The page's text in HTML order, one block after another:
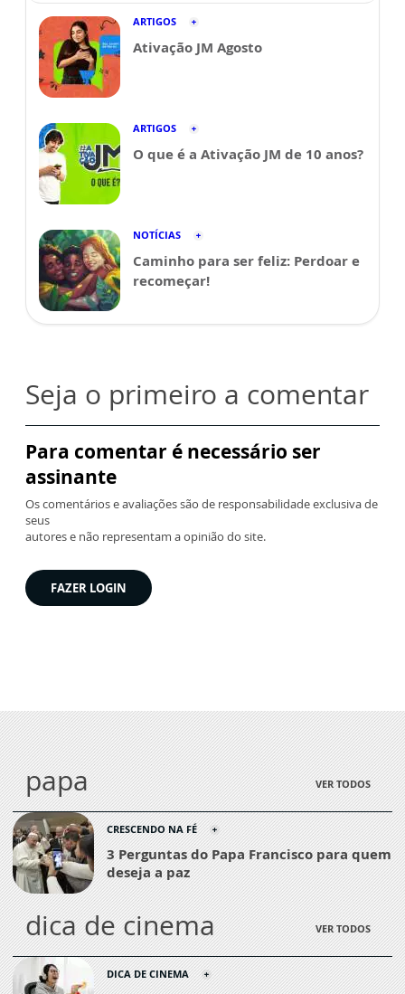
ARTIGOS
Ativação JM Agosto
ARTIGOS
O que é a Ativação JM de 10 anos?
NOTÍCIAS
Caminho para ser feliz: Perdoar e
recomeçar!
Seja o primeiro a comentar
Para comentar é necessário ser
assinante
Os comentários e avaliações são de responsabilidade exclusiva de
seus
autores e não representam a opinião do site.
FAZER LOGIN
papa VER TODOS
CRESCENDO NA FÉ
3 Perguntas do Papa Francisco para quem
deseja a paz
dica de cinema VER TODOS
DICA DE CINEMA